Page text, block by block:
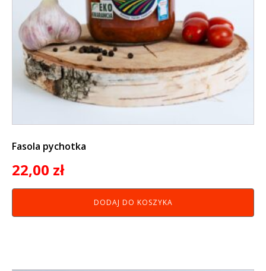
Fasola pychotka
22,00 zł
DODAJ DO KOSZYKA